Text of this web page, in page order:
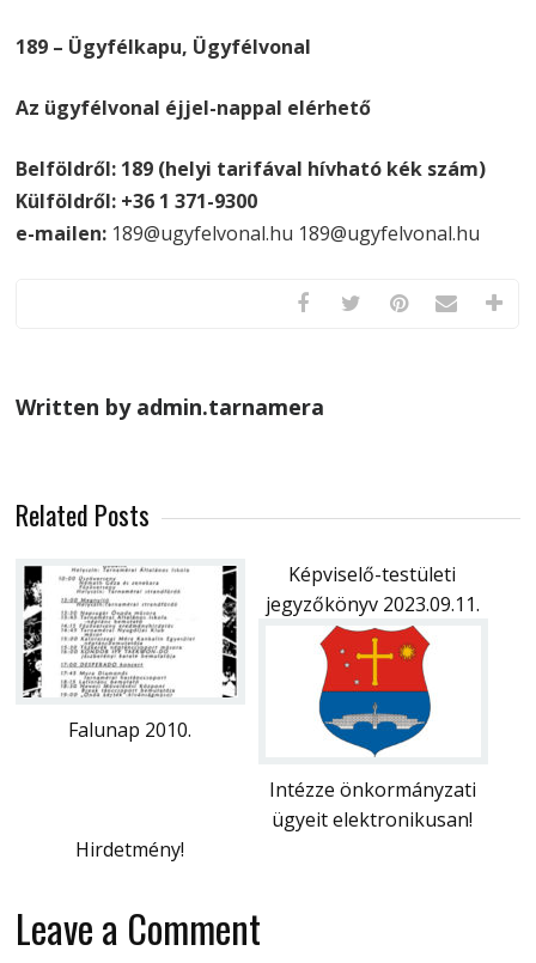
189 – Ügyfélkapu, Ügyfélvonal
Az ügyfélvonal éjjel-nappal elérhető
Belföldről: 189 (helyi tarifával hívható kék szám)
Külföldről: +36 1 371-9300
e-mailen: 189@ugyfelvonal.hu 189@ugyfelvonal.hu
Written by admin.tarnamera
Related Posts
Falunap 2010.
Képviselő-testületi
jegyzőkönyv 2023.09.11.
Intézze önkormányzati
ügyeit elektronikusan!
Hirdetmény!
Leave a Comment